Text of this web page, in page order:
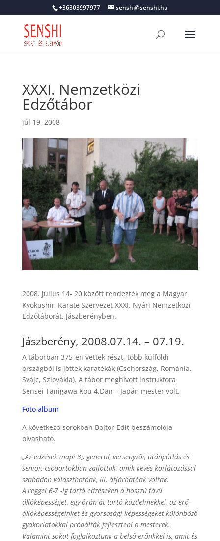
+36303997977 senshi@senshi.hu
XXXI. Nemzetközi
Edzőtábor
júl 19, 2008
2008. július 14- 20 között rendezték meg a Magyar
Kyokushin Karate Szervezet XXXI. Nyári Nemzetközi
Edzőtáborát, Jászberényben.
Jászberény, 2008.07.14. – 07.19.
A táborban 375-en vettek részt, több külföldi
országból is jöttek karatékák (Csehország, Románia,
Svájc, Szlovákia). A tábor meghívott instruktora
Sensei Tanigawa Kou 4.Dan – Japán mester volt.
Foto album
A következő sorokban Bojtor Edit beszámolója
olvasható.
„Az edzések (napi 3), general, versenyzői, utánpótlás és
senior, csoportokban zajlottak, amik kevés korlátozással
szabadon választhatóak, ill. átjárhatóak voltak.
A reggel 6-7 -ig tartó edzéseken a hosszú távú
állóképességet, egy órán át tartó küzdelmekkel, az erő-
állóképességeinket és gyorsasági képességeket különböző
gyakorlatokkal próbálták fejleszteni a mesterek.
Valamint sokat foglalkoztunk a belső erőnkkel is, amit és